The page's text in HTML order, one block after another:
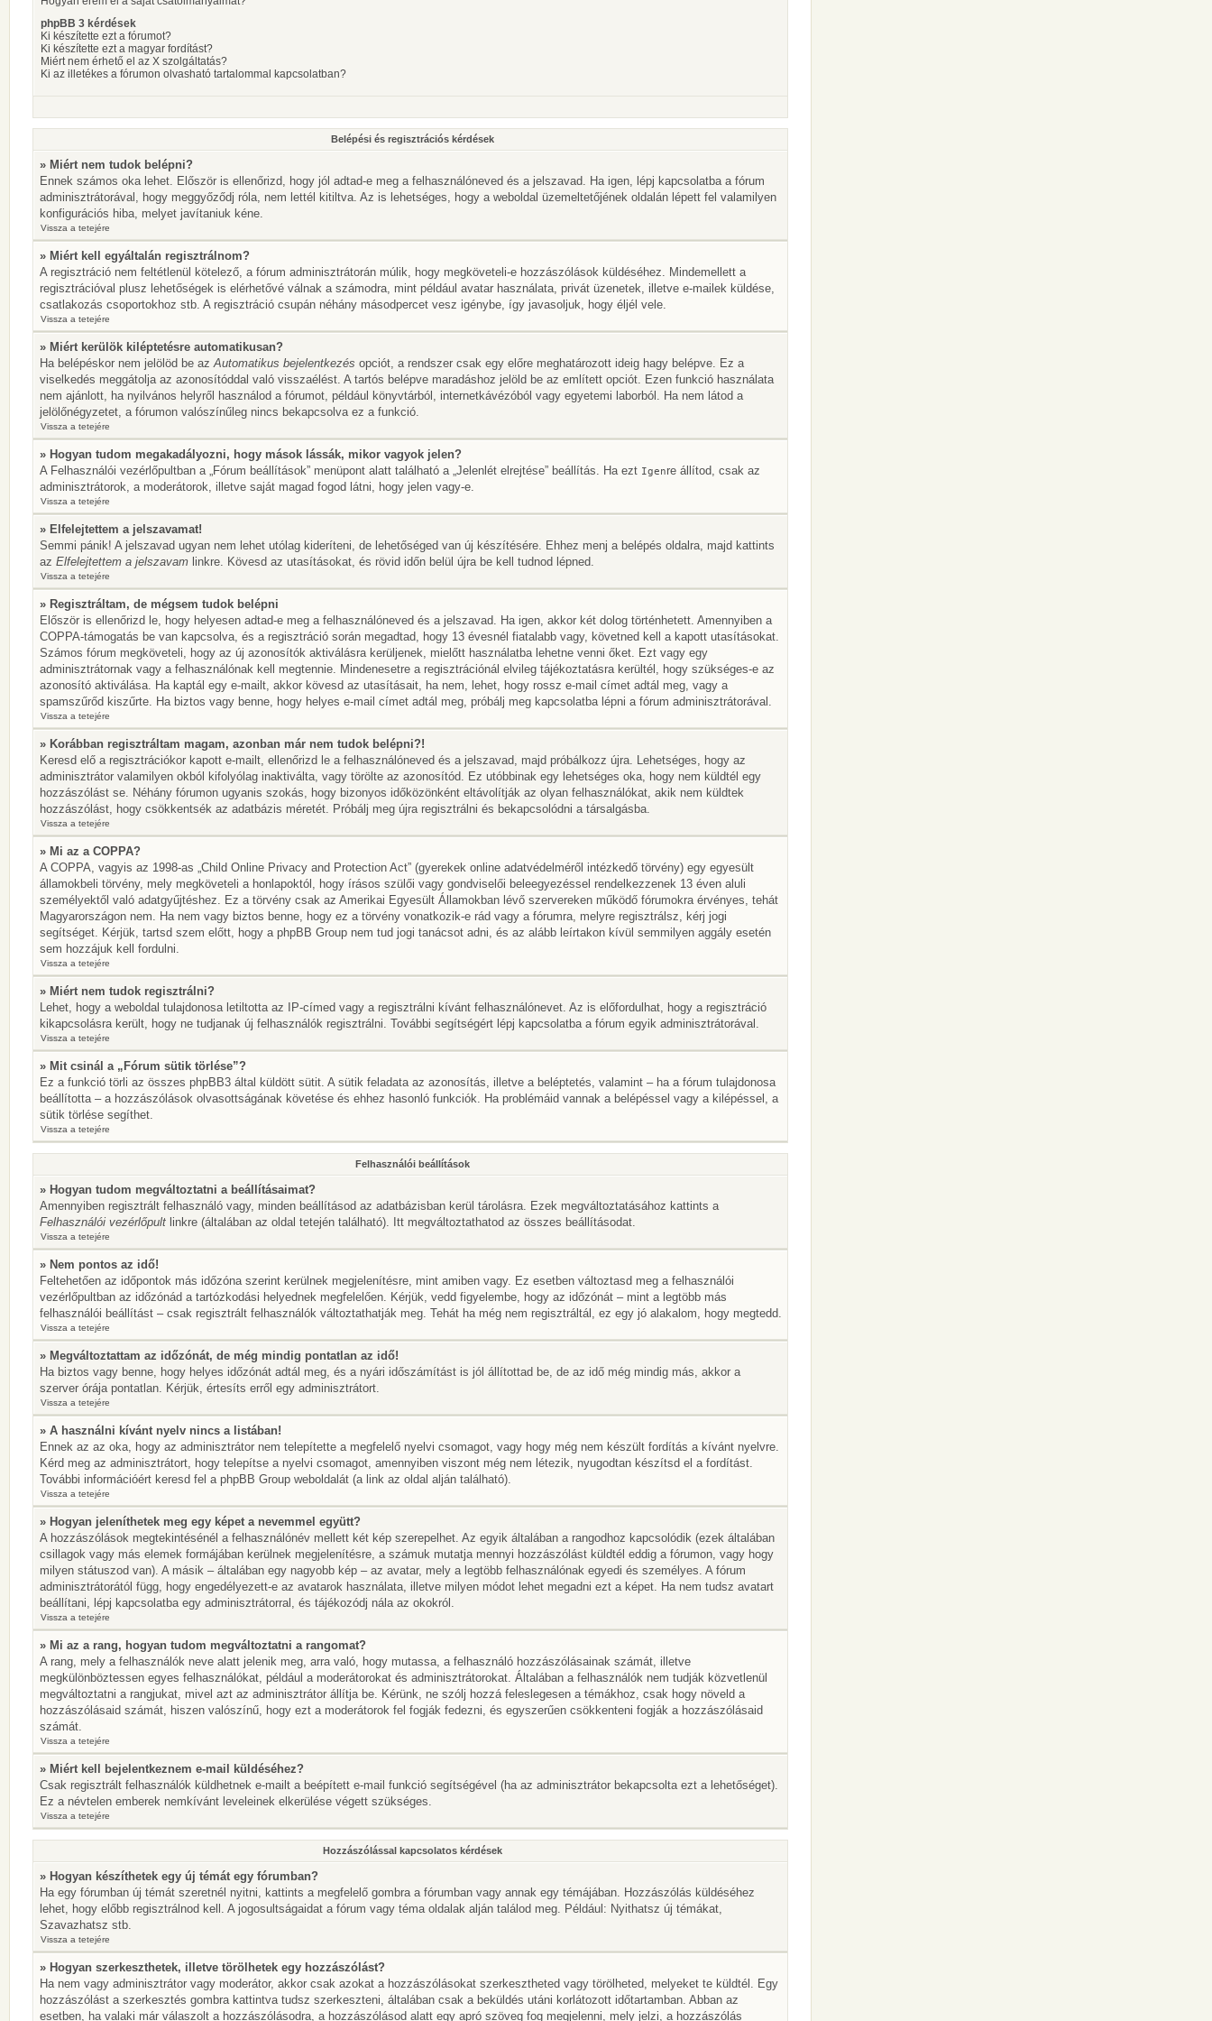
phpBB 3 kérdések
Ki készítette ezt a fórumot?
Ki készítette ezt a magyar fordítást?
Miért nem érhető el az X szolgáltatás?
Ki az illetékes a fórumon olvasható tartalommal kapcsolatban?
Belépési és regisztrációs kérdések
» Miért nem tudok belépni?
Ennek számos oka lehet. Először is ellenőrizd, hogy jól adtad-e meg a felhasználóneved és a jelszavad. Ha igen, lépj kapcsolatba a fórum
adminisztrátorával, hogy meggyőződj róla, nem lettél kitiltva. Az is lehetséges, hogy a weboldal üzemeltetőjének oldalán lépett fel valamilyen
konfigurációs hiba, melyet javítaniuk kéne.
Vissza a tetejére
» Miért kell egyáltalán regisztrálnom?
A regisztráció nem feltétlenül kötelező, a fórum adminisztrátorán múlik, hogy megköveteli-e hozzászólások küldéséhez. Mindemellett a
regisztrációval plusz lehetőségek is elérhetővé válnak a számodra, mint például avatar használata, privát üzenetek, illetve e-mailek küldése,
csatlakozás csoportokhoz stb. A regisztráció csupán néhány másodpercet vesz igénybe, így javasoljuk, hogy éljél vele.
Vissza a tetejére
» Miért kerülök kiléptetésre automatikusan?
Ha belépéskor nem jelölöd be azAutomatikus bejelentkezés opciót, a rendszer csak egy előre meghatározott ideig hagy belépve. Ez a
viselkedés meggátolja az azonosítóddal való visszaélést. A tartós belépve maradáshoz jelöld be az említett opciót. Ezen funkció használata
nem ajánlott, ha nyilvános helyről használod a fórumot, például könyvtárból, internetkávézóból vagy egyetemi laborból. Ha nem látod a
jelölőnégyzetet, a fórumon valószínűleg nincs bekapcsolva ez a funkció.
Vissza a tetejére
» Hogyan tudom megakadályozni, hogy mások lássák, mikor vagyok jelen?
A Felhasználói vezérlőpultban a „Fórum beállítások” menüpont alatt található a „Jelenlét elrejtése” beállítás. Ha ezt Igenre állítod, csak az
adminisztrátorok, a moderátorok, illetve saját magad fogod látni, hogy jelen vagy-e.
Vissza a tetejére
» Elfelejtettem a jelszavamat!
Semmi pánik! A jelszavad ugyan nem lehet utólag kideríteni, de lehetőséged van új készítésére. Ehhez menj a belépés oldalra, majd kattints
az Elfelejtettem a jelszavam linkre. Kövesd az utasításokat, és rövid időn belül újra be kell tudnod lépned.
Vissza a tetejére
» Regisztráltam, de mégsem tudok belépni
Először is ellenőrizd le, hogy helyesen adtad-e meg a felhasználóneved és a jelszavad. Ha igen, akkor két dolog történhetett. Amennyiben a
COPPA-támogatás be van kapcsolva, és a regisztráció során megadtad, hogy 13 évesnél fiatalabb vagy, követned kell a kapott utasításokat.
Számos fórum megköveteli, hogy az új azonosítók aktiválásra kerüljenek, mielőtt használatba lehetne venni őket. Ezt vagy egy
adminisztrátornak vagy a felhasználónak kell megtennie. Mindenesetre a regisztrációnál elvileg tájékoztatásra kerültél, hogy szükséges-e az
azonosító aktiválása. Ha kaptál egy e-mailt, akkor kövesd az utasításait, ha nem, lehet, hogy rossz e-mail címet adtál meg, vagy a
spamszűrőd kiszűrte. Ha biztos vagy benne, hogy helyes e-mail címet adtál meg, próbálj meg kapcsolatba lépni a fórum adminisztrátorával.
Vissza a tetejére
» Korábban regisztráltam magam, azonban már nem tudok belépni?!
Keresd elő a regisztrációkor kapott e-mailt, ellenőrizd le a felhasználóneved és a jelszavad, majd próbálkozz újra. Lehetséges, hogy az
adminisztrátor valamilyen okból kifolyólag inaktiválta, vagy törölte az azonosítód. Ez utóbbinak egy lehetséges oka, hogy nem küldtél egy
hozzászólást se. Néhány fórumon ugyanis szokás, hogy bizonyos időközönként eltávolítják az olyan felhasználókat, akik nem küldtek
hozzászólást, hogy csökkentsék az adatbázis méretét. Próbálj meg újra regisztrálni és bekapcsolódni a társalgásba.
Vissza a tetejére
» Mi az a COPPA?
A COPPA, vagyis az 1998-as „Child Online Privacy and Protection Act” (gyerekek online adatvédelméről intézkedő törvény) egy egyesült
államokbeli törvény, mely megköveteli a honlapoktól, hogy írásos szülői vagy gondviselői beleegyezéssel rendelkezzenek 13 éven aluli
személyektől való adatgyűjtéshez. Ez a törvény csak az Amerikai Egyesült Államokban lévő szervereken működő fórumokra érvényes, tehát
Magyarországon nem. Ha nem vagy biztos benne, hogy ez a törvény vonatkozik-e rád vagy a fórumra, melyre regisztrálsz, kérj jogi
segítséget. Kérjük, tartsd szem előtt, hogy a phpBB Group nem tud jogi tanácsot adni, és az alább leírtakon kívül semmilyen aggály esetén
sem hozzájuk kell fordulni.
Vissza a tetejére
» Miért nem tudok regisztrálni?
Lehet, hogy a weboldal tulajdonosa letiltotta az IP-címed vagy a regisztrálni kívánt felhasználónevet. Az is előfordulhat, hogy a regisztráció
kikapcsolásra került, hogy ne tudjanak új felhasználók regisztrálni. További segítségért lépj kapcsolatba a fórum egyik adminisztrátorával.
Vissza a tetejére
» Mit csinál a „Fórum sütik törlése”?
Ez a funkció törli az összes phpBB3 által küldött sütit. A sütik feladata az azonosítás, illetve a beléptetés, valamint – ha a fórum tulajdonosa
beállította – a hozzászólások olvasottságának követése és ehhez hasonló funkciók. Ha problémáid vannak a belépéssel vagy a kilépéssel, a
sütik törlése segíthet.
Vissza a tetejére
Felhasználói beállítások
» Hogyan tudom megváltoztatni a beállításaimat?
Amennyiben regisztrált felhasználó vagy, minden beállításod az adatbázisban kerül tárolásra. Ezek megváltoztatásához kattints a
Felhasználói vezérlőpult linkre (általában az oldal tetején található). Itt megváltoztathatod az összes beállításodat.
Vissza a tetejére
» Nem pontos az idő!
Feltehetően az időpontok más időzóna szerint kerülnek megjelenítésre, mint amiben vagy. Ez esetben változtasd meg a felhasználói
vezérlőpultban az időzónád a tartózkodási helyednek megfelelően. Kérjük, vedd figyelembe, hogy az időzónát – mint a legtöbb más
felhasználói beállítást – csak regisztrált felhasználók változtathatják meg. Tehát ha még nem regisztráltál, ez egy jó alakalom, hogy megtedd.
Vissza a tetejére
» Megváltoztattam az időzónát, de még mindig pontatlan az idő!
Ha biztos vagy benne, hogy helyes időzónát adtál meg, és a nyári időszámítást is jól állítottad be, de az idő még mindig más, akkor a
szerver órája pontatlan. Kérjük, értesíts erről egy adminisztrátort.
Vissza a tetejére
» A használni kívánt nyelv nincs a listában!
Ennek az az oka, hogy az adminisztrátor nem telepítette a megfelelő nyelvi csomagot, vagy hogy még nem készült fordítás a kívánt nyelvre.
Kérd meg az adminisztrátort, hogy telepítse a nyelvi csomagot, amennyiben viszont még nem létezik, nyugodtan készítsd el a fordítást.
További információért keresd fel a phpBB Group weboldalát (a link az oldal alján található).
Vissza a tetejére
» Hogyan jeleníthetek meg egy képet a nevemmel együtt?
A hozzászólások megtekintésénél a felhasználónév mellett két kép szerepelhet. Az egyik általában a rangodhoz kapcsolódik (ezek általában
csillagok vagy más elemek formájában kerülnek megjelenítésre, a számuk mutatja mennyi hozzászólást küldtél eddig a fórumon, vagy hogy
milyen státuszod van). A másik – általában egy nagyobb kép – az avatar, mely a legtöbb felhasználónak egyedi és személyes. A fórum
adminisztrátorától függ, hogy engedélyezett-e az avatarok használata, illetve milyen módot lehet megadni ezt a képet. Ha nem tudsz avatart
beállítani, lépj kapcsolatba egy adminisztrátorral, és tájékozódj nála az okokról.
Vissza a tetejére
» Mi az a rang, hogyan tudom megváltoztatni a rangomat?
A rang, mely a felhasználók neve alatt jelenik meg, arra való, hogy mutassa, a felhasználó hozzászólásainak számát, illetve
megkülönböztessen egyes felhasználókat, például a moderátorokat és adminisztrátorokat. Általában a felhasználók nem tudják közvetlenül
megváltoztatni a rangjukat, mivel azt az adminisztrátor állítja be. Kérünk, ne szólj hozzá feleslegesen a témákhoz, csak hogy növeld a
hozzászólásaid számát, hiszen valószínű, hogy ezt a moderátorok fel fogják fedezni, és egyszerűen csökkenteni fogják a hozzászólásaid
számát.
Vissza a tetejére
» Miért kell bejelentkeznem e-mail küldéséhez?
Csak regisztrált felhasználók küldhetnek e-mailt a beépített e-mail funkció segítségével (ha az adminisztrátor bekapcsolta ezt a lehetőséget).
Ez a névtelen emberek nemkívánt leveleinek elkerülése végett szükséges.
Vissza a tetejére
Hozzászólással kapcsolatos kérdések
» Hogyan készíthetek egy új témát egy fórumban?
Ha egy fórumban új témát szeretnél nyitni, kattints a megfelelő gombra a fórumban vagy annak egy témájában. Hozzászólás küldéséhez
lehet, hogy előbb regisztrálnod kell. A jogosultságaidat a fórum vagy téma oldalak alján találod meg. Például: Nyithatsz új témákat,
Szavazhatsz stb.
Vissza a tetejére
» Hogyan szerkeszthetek, illetve törölhetek egy hozzászólást?
Ha nem vagy adminisztrátor vagy moderátor, akkor csak azokat a hozzászólásokat szerkesztheted vagy törölheted, melyeket te küldtél. Egy
hozzászólást a szerkesztés gombra kattintva tudsz szerkeszteni, általában csak a beküldés utáni korlátozott időtartamban. Abban az
esetben, ha valaki már válaszolt a hozzászólásodra, a hozzászólásod alatt egy apró szöveg fog megjelenni, mely jelzi, a hozzászólás